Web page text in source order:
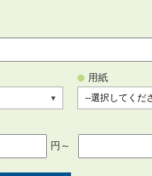
用紙
円～